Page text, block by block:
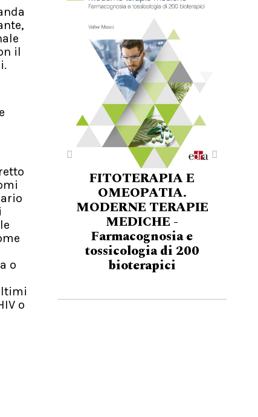
il
o
o
FITOTERAPIA E
OMEOPATIA.
MODERNE TERAPIE
MEDICHE -
Farmacognosia e
tossicologia di 200
bioterapici